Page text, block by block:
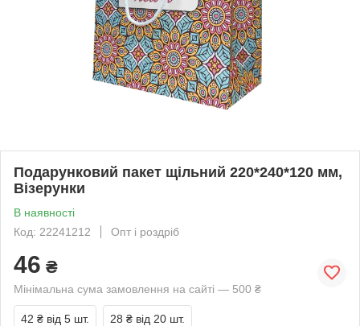
Подарунковий пакет щільний 220*240*120 мм,
Візерунки
В наявності
Код: 22241212
Опт і роздріб
46 ₴
Мінімальна сума замовлення на сайті — 500 ₴
42 ₴ від 5 шт. 28 ₴ від 20 шт.